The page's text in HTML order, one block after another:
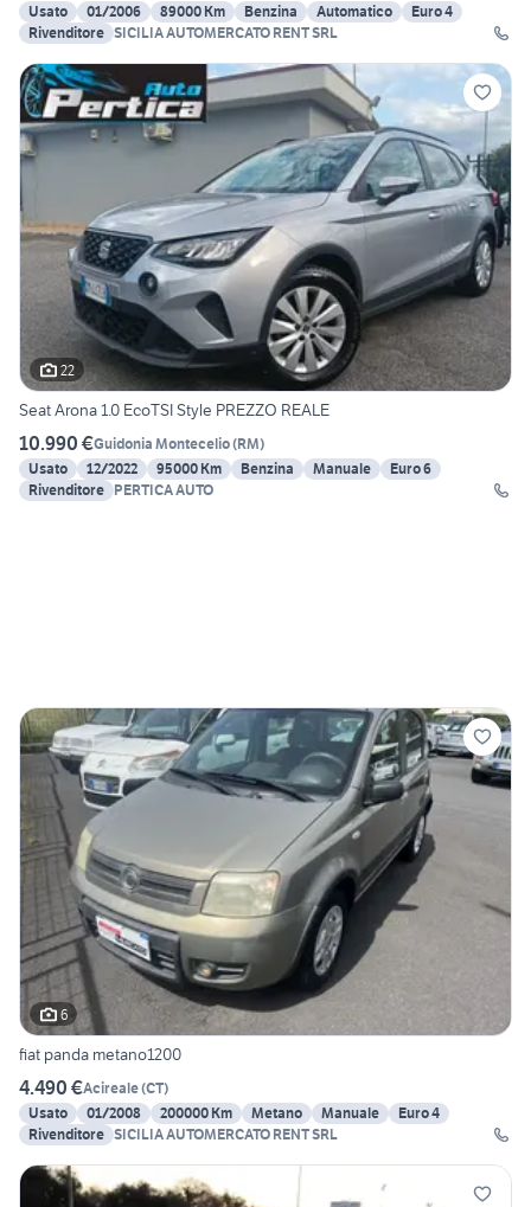
Usato
01/2006 89000 Km Benzina Automatico
Euro 4
Rivenditore SICILIA AUTOMERCATO RENT SRL
22
Seat Arona 1.0 EcoTSI Style PREZZO REALE
10.990 €Guidonia Montecelio(RM)
Usato
12/2022 95000 Km Benzina Manuale
Euro 6
Rivenditore PERTICA AUTO
6
fiat panda metano1200
4.490 €Acireale(CT)
Usato
01/2008 200000 Km Metano Manuale
Euro 4
Rivenditore SICILIA AUTOMERCATO RENT SRL